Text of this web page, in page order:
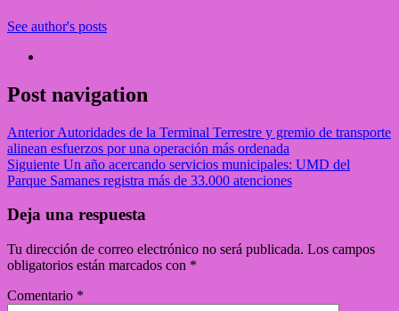
See author's posts
Post navigation
AnteriorAutoridades de la Terminal Terrestre y gremio de transporte
alinean esfuerzos por una operación más ordenada
Siguiente Un año acercando servicios municipales: UMD del
Parque Samanes registra más de 33.000 atenciones
Deja una respuesta
Tu dirección de correo electrónico no será publicada. Los campos
obligatorios están marcados con *
Comentario *